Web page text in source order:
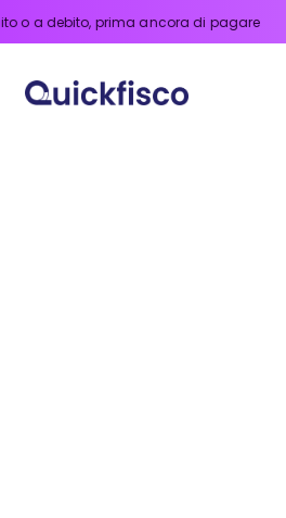
prima ancora di pagare